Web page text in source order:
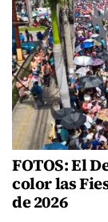
FOTOS: El
color las
de 2026